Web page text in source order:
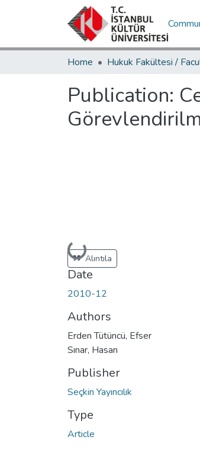
Home
Publication:
Loading...
Alıntıla
Date
2010-12
Authors
Erden Tütüncü, Efser
Sınar, Hasan
Publisher
Seçkin Yayıncılık
Type
Article